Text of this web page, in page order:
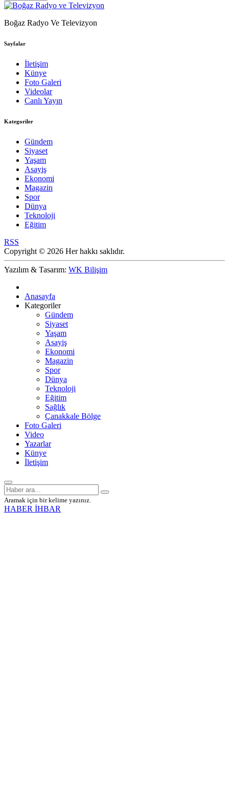
Boğaz Radyo Ve Televizyon
Sayfalar
İletişim
Künye
Foto Galeri
Videolar
Canlı Yayın
Kategoriler
Gündem
Siyaset
Yaşam
Asayiş
Ekonomi
Magazin
Spor
Dünya
Teknoloji
Eğitim
RSS
Copyright © 2026 Her hakkı saklıdır.
Yazılım & Tasarım: WK Bilişim
Anasayfa
Kategoriler
Gündem
Siyaset
Yaşam
Asayiş
Ekonomi
Magazin
Spor
Dünya
Teknoloji
Eğitim
Sağlık
Çanakkale Bölge
Foto Galeri
Video
Yazarlar
Künye
İletişim
Aramak için bir kelime yazınız.
HABER İHBAR